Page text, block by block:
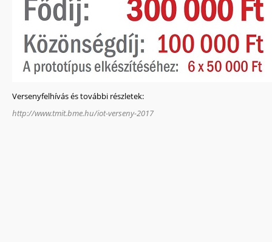
Versenyfelhívás és további részletek:
http://www.tmit.bme.hu/iot-verseny-2017